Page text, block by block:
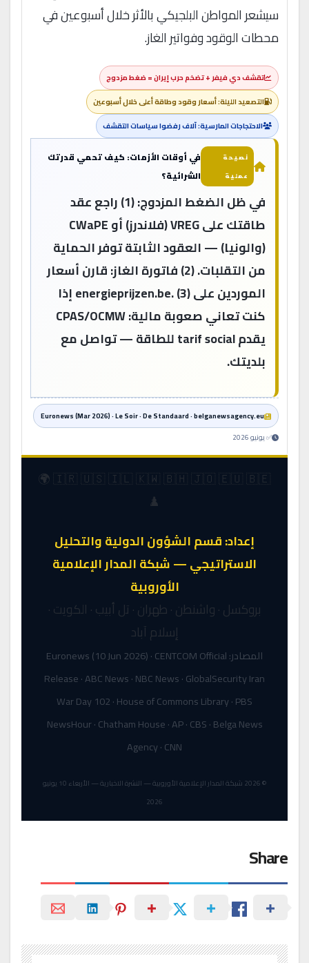
سيشعر المواطن البلجيكي بالأثر خلال أسبوعين في
محطات الوقود وفواتير الغاز.
تقشف دي فيفر + تضخم حرب إيران = ضغط مزدوج
التصعيد الليلة: أسعار وقود وطاقة أعلى خلال أسبوعين
الاحتجاجات المارسية: آلاف رفضوا سياسات التقشف
نصيحة
عملية
في أوقات الأزمات: كيف تحمي قدرتك
الشرائية؟
في ظل الضغط المزدوج: (1) راجع عقد
طاقتك على VREG (فلاندرز) أو CWaPE
(والونيا) — العقود الثابتة توفر الحماية
من التقلبات. (2) فاتورة الغاز: قارن أسعار
الموردين على energieprijzen.be. (3) إذا
كنت تعاني صعوبة مالية: CPAS/OCMW
يقدم tarif social للطاقة — تواصل مع
بلديتك.
Euronews (Mar 2026) · Le Soir · De Standaard · belganewsagency.eu
✅ يونيو 2026
🇮🇷 🇺🇸 🇮🇱 🇰🇼 🇧🇭 🇯🇴 🇪🇺 🇧🇪 🌍
إعداد: قسم الشؤون الدولية والتحليل
الاستراتيجي — شبكة المدار الإعلامية
الأوروبية
بروكسل · واشنطن · طهران · تل أبيب · الكويت ·
إسلام آباد
المصادر: Euronews (10 Jun 2026) · CENTCOM Official
Release · ABC News · NBC News · GlobalSecurity Iran
War Day 102 · House of Commons Library · PBS
NewsHour · Chatham House · AP · CBS · Belga News
Agency · CNN
© 2026 شبكة المدار الإعلامية الأوروبية — النشرة الاخبارية — الأربعاء 10 يونيو
2026
Share